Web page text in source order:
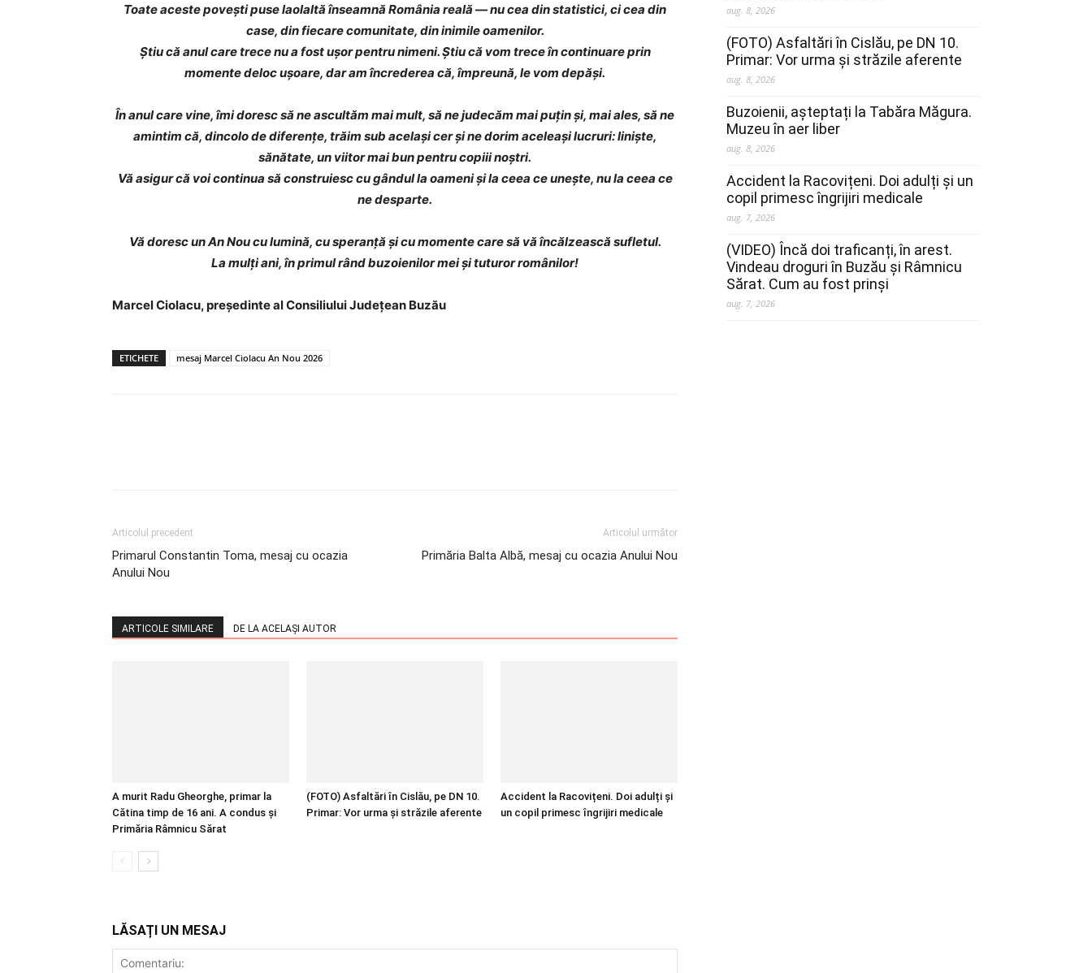
Toate aceste povești puse laolaltă înseamnă România reală — nu cea din statistici, ci cea din
case, din fiecare comunitate, din inimile oamenilor.
Știu că anul care trece nu a fost ușor pentru nimeni. Știu că vom trece în continuare prin
momente deloc ușoare, dar am încrederea că, împreună, le vom depăși.
În anul care vine, îmi doresc să ne ascultăm mai mult, să ne judecăm mai puțin și, mai ales, să ne
amintim că, dincolo de diferențe, trăim sub același cer și ne dorim aceleași lucruri: liniște,
sănătate, un viitor mai bun pentru copiii noștri.
Vă asigur că voi continua să construiesc cu gândul la oameni și la ceea ce unește, nu la ceea ce
ne desparte.
Vă doresc un An Nou cu lumină, cu speranță și cu momente care să vă încălzească sufletul.
La mulți ani, în primul rând buzoienilor mei și tuturor românilor!
Marcel Ciolacu, președinte al Consiliului Județean Buzău
ETICHETE mesaj Marcel Ciolacu An Nou 2026
Articolul precedent
Primarul Constantin Toma, mesaj cu ocazia
Anului Nou
Articolul următor
Primăria Balta Albă, mesaj cu ocazia Anului Nou
ARTICOLE SIMILARE DE LA ACELAȘI AUTOR
A murit Radu Gheorghe, primar la
Cătina timp de 16 ani. A condus și
Primăria Râmnicu Sărat
(FOTO) Asfaltări în Cislău, pe DN 10.
Primar: Vor urma și străzile aferente
Accident la Racovițeni. Doi adulți și
un copil primesc îngrijiri medicale
LĂSAȚI UN MESAJ
aug. 8, 2026
(FOTO) Asfaltări în Cislău, pe DN 10.
Primar: Vor urma și străzile aferente
aug. 8, 2026
Buzoienii, așteptați la Tabăra Măgura.
Muzeu în aer liber
aug. 8, 2026
Accident la Racovițeni. Doi adulți și un
copil primesc îngrijiri medicale
aug. 7, 2026
(VIDEO) Încă doi traficanți, în arest.
Vindeau droguri în Buzău și Râmnicu
Sărat. Cum au fost prinși
aug. 7, 2026